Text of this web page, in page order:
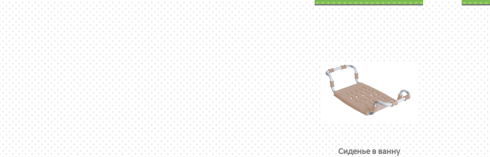
Сиденье в ванну